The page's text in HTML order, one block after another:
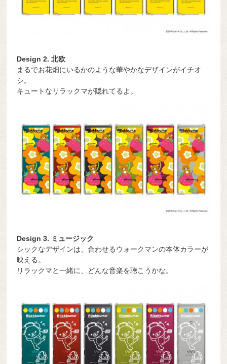
Design 2. 北欧
まるでお花畑にいるかのような華やかなデザインがイチオ
シ。
キュートなリラックマが隠れてるよ。
Design 3. ミュージック
シックなデザインは、合わせるウォークマンの本体カラーが
映える。
リラックマと一緒に、どんな音楽を聴こうかな。